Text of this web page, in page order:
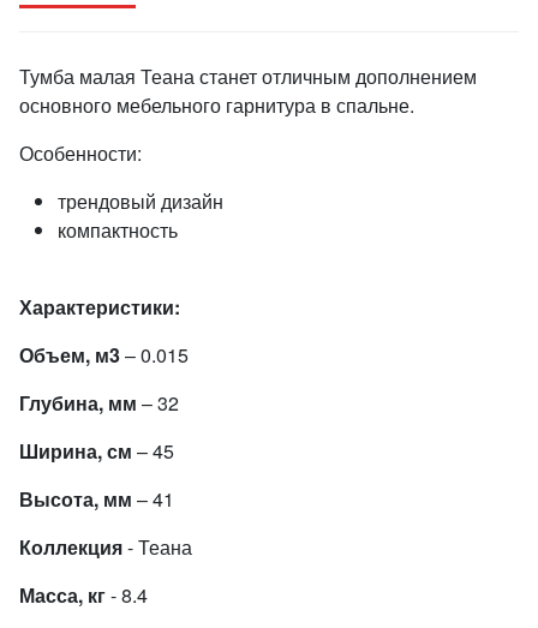
Тумба малая Теана станет отличным дополнением
основного мебельного гарнитура в спальне.
Особенности:
трендовый дизайн
компактность
Характеристики:
Объем, м3– 0.015
Глубина, мм – 32
Ширина, см – 45
Высота, мм – 41
Коллекция- Теана
Масса, кг- 8.4